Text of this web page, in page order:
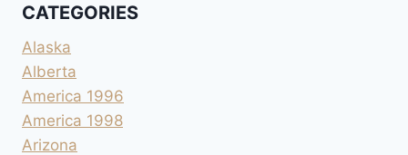
CATEGORIES
Alaska
Alberta
America 1996
America 1998
Arizona